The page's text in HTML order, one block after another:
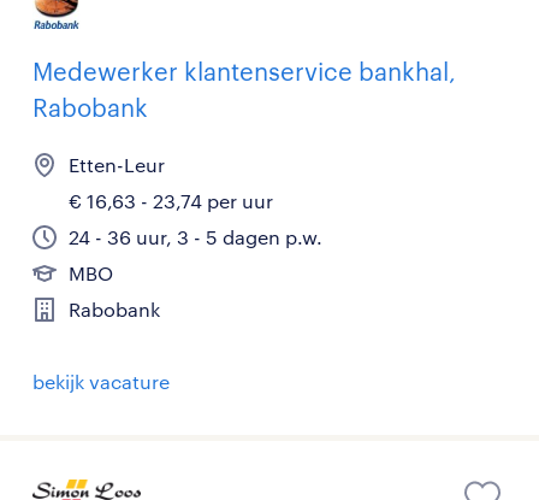
Medewerker klantenservice bankhal,
Rabobank
Etten-Leur
€ 16,63 - 23,74 per uur
24 - 36 uur, 3 - 5 dagen p.w.
MBO
Rabobank
bekijk vacature